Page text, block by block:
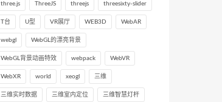
three.js ThreeJS threejs threesixty-slider
T台 U型 VR展厅 WEB3D WebAR
webgl WebGL的漂亮背景
WebGL背景动画特效 webpack WebVR
WebXR world xeogl 三维
三维实时数据 三维室内定位 三维智慧灯杆